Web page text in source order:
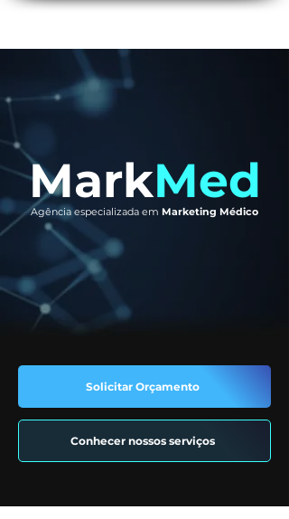
MarkMed
Agência especializada em Marketing Médico
Solicitar Orçamento
Conhecer nossos serviços